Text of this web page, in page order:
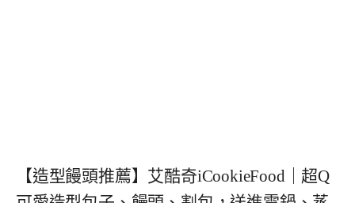
【造型饅頭推薦】艾酷奇iCookieFood｜超Q